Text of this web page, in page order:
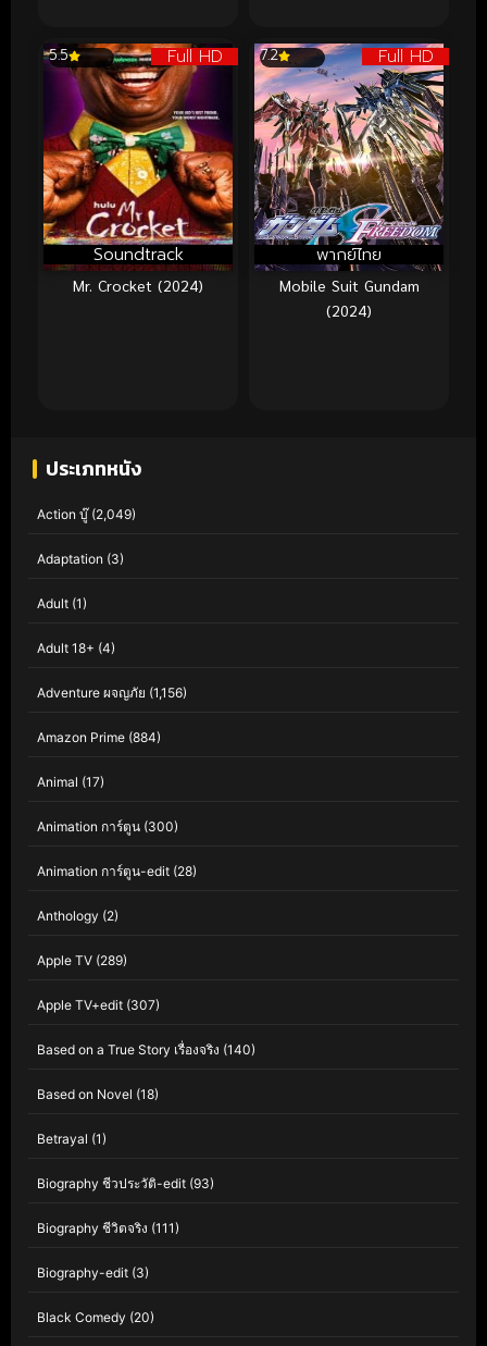
Full HD
Soundtrack
5.5
Mr. Crocket (2024)
Full HD
พากย์ไทย
7.2
Mobile Suit Gundam
(2024)
ประเภทหนัง
Action บู๊(2,049)
Adaptation (3)
Adult (1)
Adult 18+ (4)
Adventure ผจญภัย (1,156)
Amazon Prime (884)
Animal (17)
Animation การ์ตูน (300)
Animation การ์ตูน-edit (28)
Anthology (2)
Apple TV (289)
Apple TV+edit (307)
Based on a True Story เรื่องจริง (140)
Based on Novel (18)
Betrayal (1)
Biography ชีวประวัติ-edit (93)
Biography ชีวิตจริง (111)
Biography-edit (3)
Black Comedy (20)